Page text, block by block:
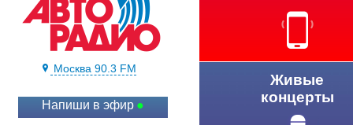
Москва 90.3 FM
Напиши в эфир
Живые
концерты